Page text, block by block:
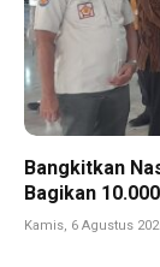
Bangkitkan
Bagikan
Kamis, 6 Agustus